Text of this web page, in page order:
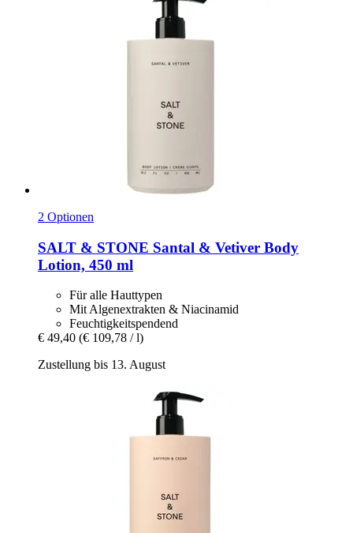
2 Optionen
SALT & STONE Santal & Vetiver Body
Lotion, 450 ml
Für alle Hauttypen
Mit Algenextrakten & Niacinamid
Feuchtigkeitspendend
€ 49,40 (€ 109,78 / l)
Zustellung bis 13. August